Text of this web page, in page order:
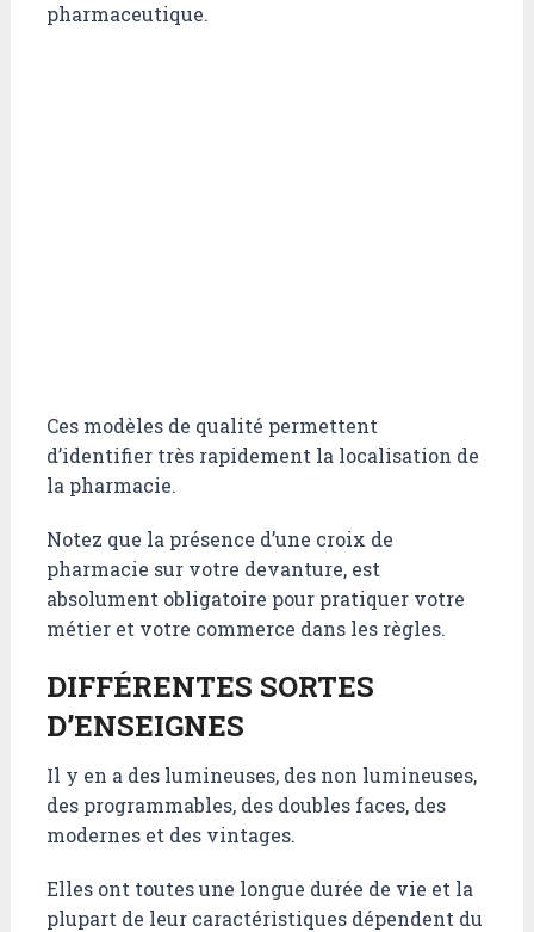
pharmaceutique.
Ces modèles de qualité permettent
d’identifier très rapidement la localisation de
la pharmacie.
Notez que la présence d’une croix de
pharmacie sur votre devanture, est
absolument obligatoire pour pratiquer votre
métier et votre commerce dans les règles.
DIFFÉRENTES SORTES
D’ENSEIGNES
Il y en a des lumineuses, des non lumineuses,
des programmables, des doubles faces, des
modernes et des vintages.
Elles ont toutes une longue durée de vie et la
plupart de leur caractéristiques dépendent du